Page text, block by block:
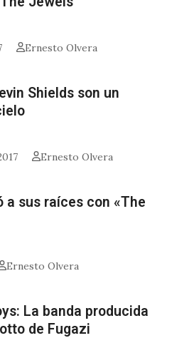
Ernesto Olvera
Shields son un
Ernesto Olvera
a sus raíces con «The
Ernesto Olvera
La banda producida
de Fugazi